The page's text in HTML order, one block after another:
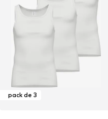
pack de 3